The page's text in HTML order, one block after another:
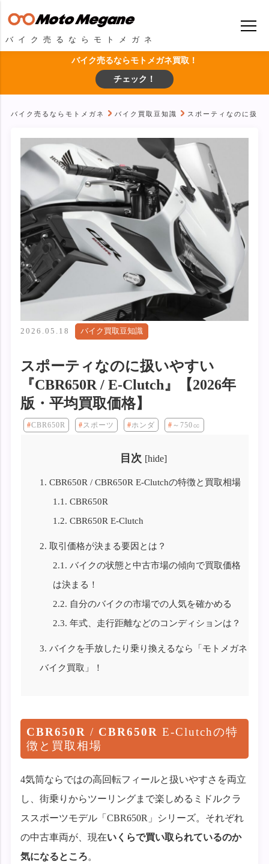
バイク売るならモトメガネ
バイク売るならモトメガネ買取！
チェック！
バイク売るならモトメガネ バイク買取豆知識 スポーティなのに扱
2026.05.18 バイク買取豆知識
スポーティなのに扱いやすい
『CBR650R / E-Clutch』【2026年
版・平均買取価格】
CBR650R スポーツ ホンダ ～750㏄
目次 [hide]
1. CBR650R / CBR650R E-Clutchの特徴と買取相場
1.1. CBR650R
1.2. CBR650R E-Clutch
2. 取引価格が決まる要因とは？
2.1. バイクの状態と中古市場の傾向で買取価格
は決まる！
2.2. 自分のバイクの市場での人気を確かめる
2.3. 年式、走行距離などのコンディションは？
3. バイクを手放したり乗り換えるなら「モトメガネ
バイク買取」！
CBR650R / CBR650R E-Clutchの特
徴と買取相場
4気筒ならではの高回転フィールと扱いやすさを両立
し、街乗りからツーリングまで楽しめるミドルクラ
ススポーツモデル「CBR650R」シリーズ。それぞれ
の中古車両が、現在いくらで買い取られているのか
気になるところ。